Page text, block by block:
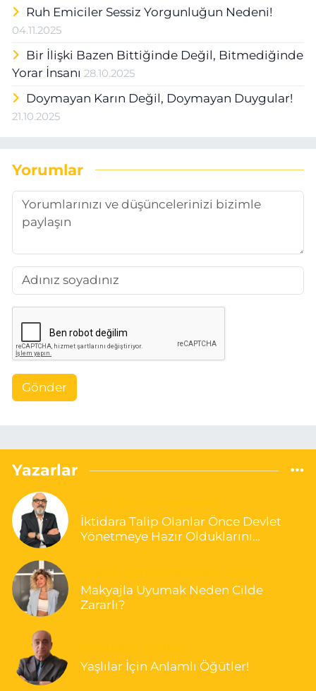
Ruh Emiciler Sessiz Yorgunluğun Nedeni!
04.11.2025
Bir İlişki Bazen Bittiğinde Değil, Bitmediğinde
Yorar İnsanı 28.10.2025
Doymayan Karın Değil, Doymayan Duygular!
21.10.2025
Yorumlar
Gönder
Yazarlar
İktidara Talip Olanlar Önce Devlet
Yönetmeye Hazır Olduklarını
Makyajla Uyumak Neden Cilde
Zararlı?
Yaşlılar İçin Anlamlı Öğütler!